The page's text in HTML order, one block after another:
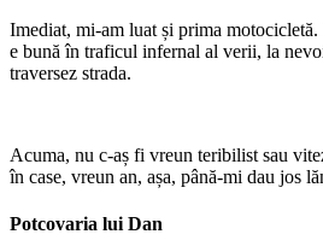
Imediat, mi-am luat și prima motocicletă.
e bună în traficul infernal al verii, la
traversez strada.
Acuma, nu c-aș fi vreun teribilist sau
în case, vreun an, așa, până-mi dau jos
Potcovaria lui Dan